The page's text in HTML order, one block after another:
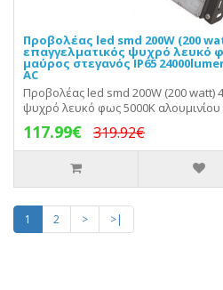
Προβολέας led smd 200W (200
επαγγελματικός ψυχρό λευκό
μαύρος στεγανός IP65
AC
Προβολέας led smd 200W (200 watt)
ψυχρό λευκό φως 5000Κ
117.99€ 319.92€
1 2 > >|